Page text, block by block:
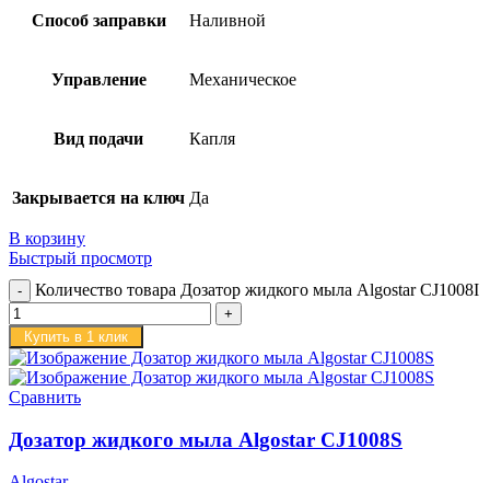
Способ заправки Наливной
Управление Механическое
Вид подачи Капля
Закрывается на ключ Да
В корзину
Быстрый просмотр
Количество товара Дозатор жидкого мыла Algostar CJ1008I
Купить в 1 клик
Сравнить
Дозатор жидкого мыла Algostar CJ1008S